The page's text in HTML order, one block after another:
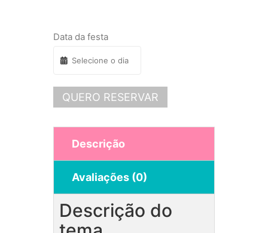
Data da festa
QUERO RESERVAR
Descrição
Avaliações (0)
Descrição do